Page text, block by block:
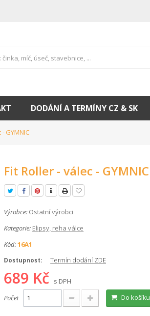
DODÁNÍ A TERMÍNY CZ & SK
GYMNIC
Fit Roller - válec - GYMNIC
Výrobce: Ostatní výrobci
Kategorie: Elipsy, reha válce
Kód:16A1
Dostupnost: Termín dodání ZDE
689 Kč
s DPH
Počet
Do košíku